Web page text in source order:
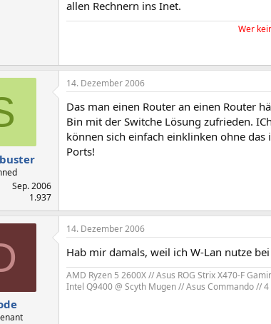
allen Rechnern ins Inet.
Wer
Sep. 2006
1.937
14. Dezember 2006
Das man einen Router an einen Router
Bin mit der Switche Lösung zufrieden.
können sich einfach einklinken ohne
Ports!
14. Dezember 2006
Hab mir damals, weil ich W-Lan nutze
AMD Ryzen 5 2600X // Asus ROG Strix X470-F
Intel Q9400 @ Scyth Mugen // Asus Commando //